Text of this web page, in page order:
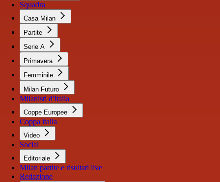
Squadra
Casa Milan
Partite
Serie A
Primavera
Femminile
Milan Futuro
Milanisti d'Italia
Coppe Europee
Coppa italia
Video
Social
Editoriale
Milan partite e risultati live
Redazione